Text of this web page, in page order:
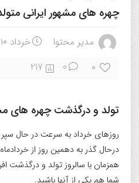
چهره های مشهور ایرانی متولد و
مدیر محتوا خرداد ۱۰, ۱۴۰۴
0
0
217
تولد و درگذشتچهره های
روزهای خرداد به سرعت در حال
همزمان با سالروز تولد و درگذشت
شما هم یکی از آنها باشید.